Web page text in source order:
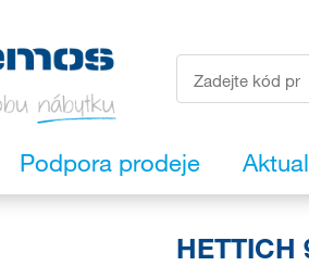
Podpora prodeje
HETTICH